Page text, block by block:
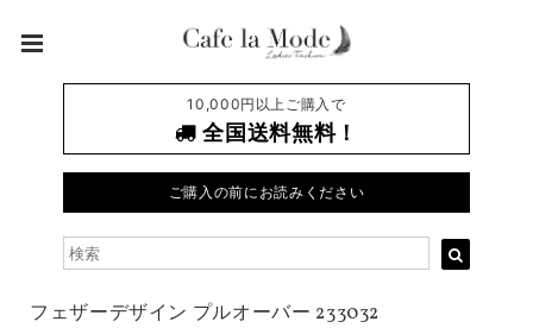
10,000円以上ご購入で
全国送料無料！
ご購入の前にお読みください
フェザーデザイン プルオーバー 233032